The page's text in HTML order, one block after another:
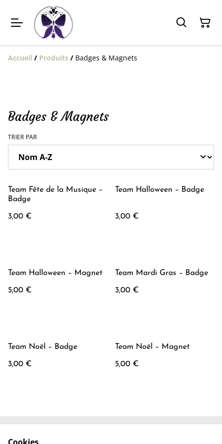
Accueil / Produits / Badges & Magnets
Badges & Magnets
TRIER PAR
Team Fête de la Musique –
Badge
3,00 €
Team Halloween – Badge
3,00 €
Team Halloween – Magnet
5,00 €
Team Mardi Gras – Badge
3,00 €
Team Noël – Badge
3,00 €
Team Noël – Magnet
5,00 €